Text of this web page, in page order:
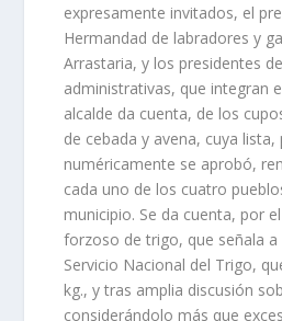
expresamente invitados, el
Hermandad de labradores y
Arrastaria, y los presidentes
administrativas, que integran
alcalde da cuenta, de los
de cebada y avena, cuya
numéricamente se aprobó,
cada uno de los cuatro
municipio. Se da cuenta, por
forzoso de trigo, que señala
Servicio Nacional del Trigo,
kg., y tras amplia discusión
considerándolo más que